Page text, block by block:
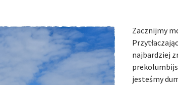
Zacznijmy
najbardziej
jesteśmy